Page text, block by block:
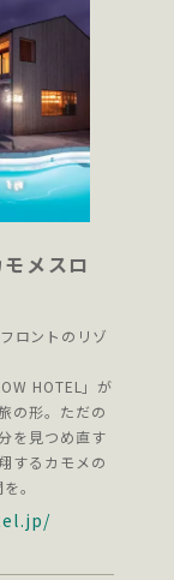
メスロ
ロントのリゾ
HOTEL」が
の形。ただの
を見つめ直す
するカモメの
。